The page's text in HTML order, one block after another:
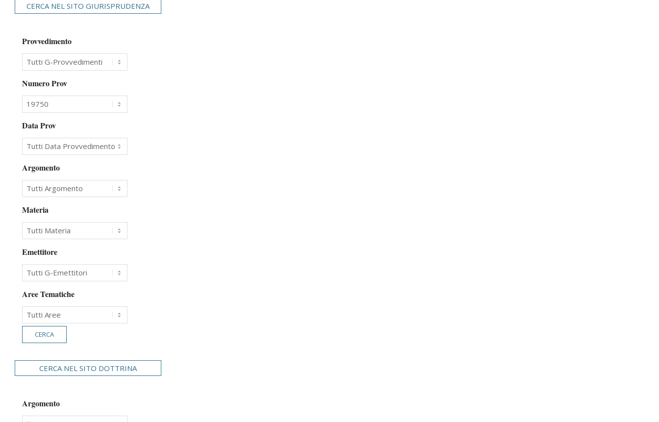
CERCA NEL SITO GIURISPRUDENZA
Provvedimento
Numero Prov
Data Prov
Argomento
Materia
Emettitore
Aree Tematiche
CERCA NEL SITO DOTTRINA
Argomento